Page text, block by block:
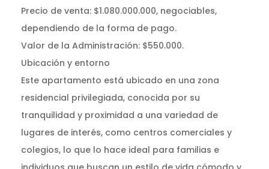
Precio de venta: $1.080.000.000, negociables,
dependiendo de la forma de pago.
Valor de la Administración: $550.000.
Ubicación y entorno
Este apartamento está ubicado en una zona
residencial privilegiada, conocida por su
tranquilidad y proximidad a una variedad de
lugares de interés, como centros comerciales y
colegios, lo que lo hace ideal para familias e